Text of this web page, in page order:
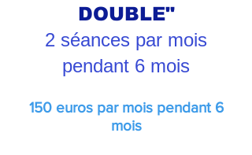
DOUBLE"
2 séances par mois
pendant 6 mois
150 euros par mois pendant 6
mois